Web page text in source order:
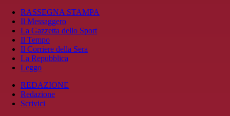
RASSEGNA STAMPA
Il Messaggero
La Gazzetta dello Sport
Il Tempo
Il Corriere della Sera
La Repubblica
Leggo
REDAZIONE
Redazione
Scrivici